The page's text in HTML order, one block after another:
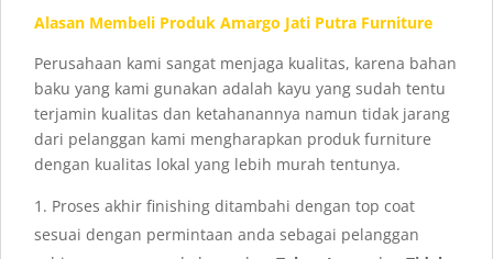
Alasan Membeli Produk Amargo Jati Putra Furniture
Perusahaan kami sangat menjaga kualitas, karena bahan
baku yang kami gunakan adalah kayu yang sudah tentu
terjamin kualitas dan ketahanannya namun tidak jarang
dari pelanggan kami mengharapkan produk furniture
dengan kualitas lokal yang lebih murah tentunya.
Proses akhir finishing ditambahi dengan top coat
sesuai dengan permintaan anda sebagai pelanggan